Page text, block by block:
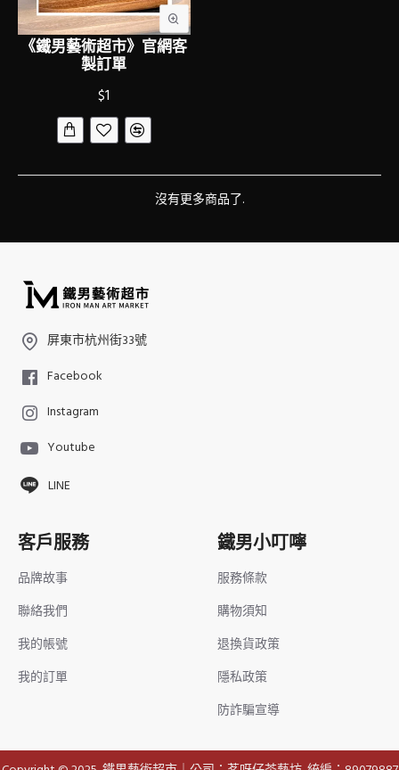
《鐵男藝術超市》官網客
製訂單
$1
沒有更多商品了.
屏東市杭州街33號
Facebook
Instagram
Youtube
LINE
客戶服務
品牌故事
聯絡我們
我的帳號
我的訂單
鐵男小叮嚀
服務條款
購物須知
退換貨政策
隱私政策
防詐騙宣導